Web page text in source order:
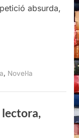
absurda,
, Novel·la
lectora,